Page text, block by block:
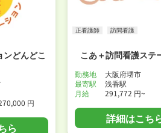
どんどこ
円
ら
正看護師 訪問看護
こあ＋訪問看護ステ
勤務地
大阪府堺市
最寄駅
浅香駅
月給
291,772 円~
詳細はこち